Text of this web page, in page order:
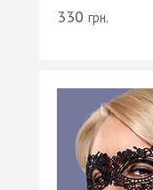
330 грн.